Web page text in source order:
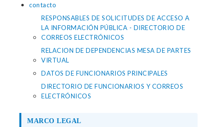
contacto
RESPONSABLES DE SOLICITUDES DE ACCESO A
LA INFORMACIÓN PÚBLICA - DIRECTORIO DE
CORREOS ELECTRÓNICOS
RELACION DE DEPENDENCIAS MESA DE PARTES
VIRTUAL
DATOS DE FUNCIONARIOS PRINCIPALES
DIRECTORIO DE FUNCIONARIOS Y CORREOS
ELECTRÓNICOS
MARCO LEGAL